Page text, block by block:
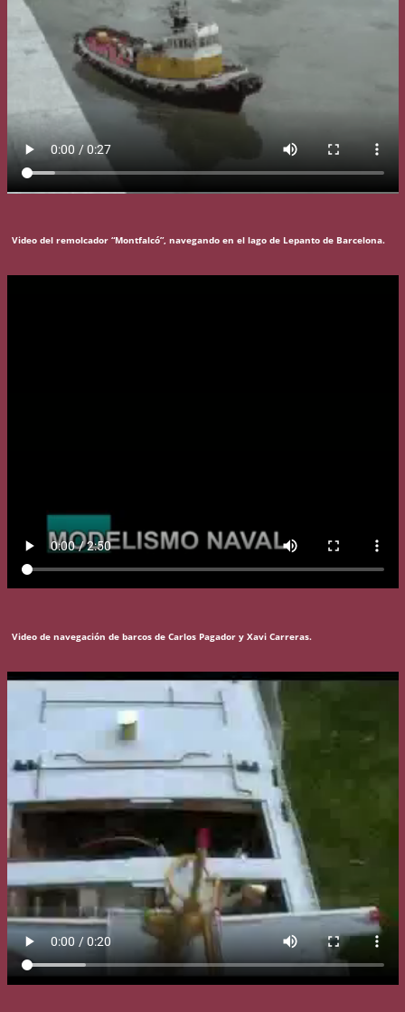
Video del remolcador “Montfalcó”, navegando en el lago de Lepanto de Barcelona.
Video de navegación de barcos de Carlos Pagador y Xavi Carreras.